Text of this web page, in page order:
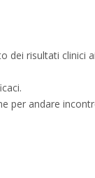
risultati clinici
per andare